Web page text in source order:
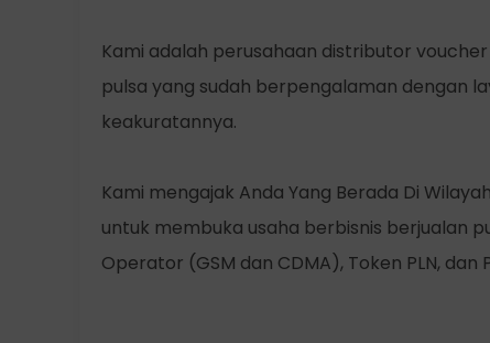
Kami adalah perusahaan distributor
pulsa yang sudah berpengalaman dengan
keakuratannya.
Kami mengajak Anda Yang Berada Di
untuk membuka usaha berbisnis berjualan
Operator (GSM dan CDMA), Token PLN,